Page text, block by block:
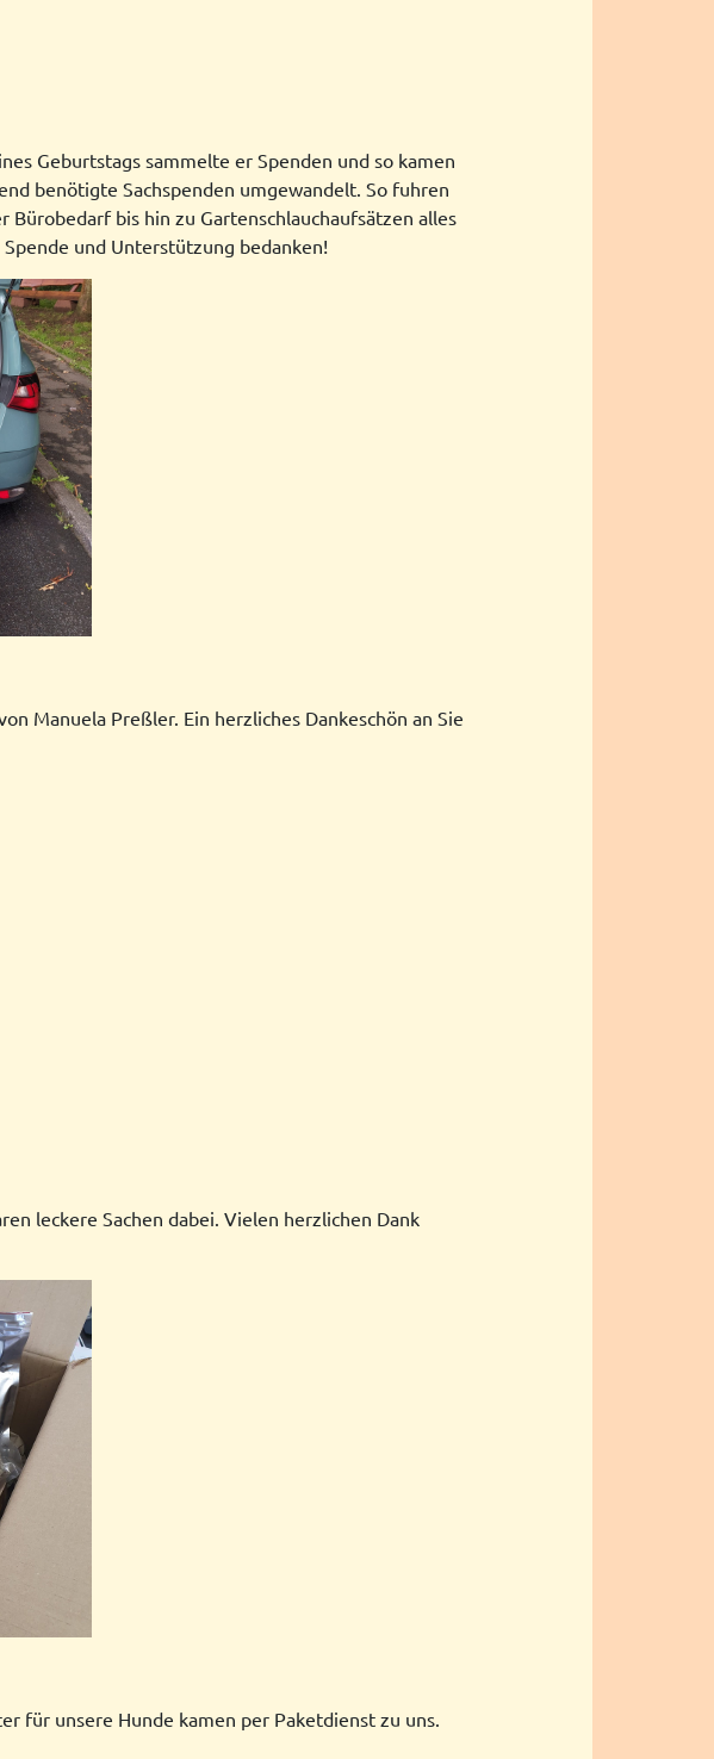
Geburtstags sammelte er Spenden und so kamen
benötigte Sachspenden umgewandelt. So fuhren
bis hin zu Gartenschlauchaufsätzen alles
und Unterstützung bedanken!
Manuela Preßler. Ein herzliches Dankeschön an Sie
leckere Sachen dabei. Vielen herzlichen Dank
für unsere Hunde kamen per Paketdienst zu uns.